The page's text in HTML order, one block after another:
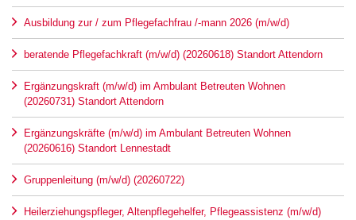
Ausbildung zur / zum Pflegefachfrau /-mann 2026 (m/w/d)
beratende Pflegefachkraft (m/w/d) (20260618) Standort Attendorn
Ergänzungskraft (m/w/d) im Ambulant Betreuten Wohnen
(20260731) Standort Attendorn
Ergänzungskräfte (m/w/d) im Ambulant Betreuten Wohnen
(20260616) Standort Lennestadt
Gruppenleitung (m/w/d) (20260722)
Heilerziehungspfleger, Altenpflegehelfer, Pflegeassistenz (m/w/d)